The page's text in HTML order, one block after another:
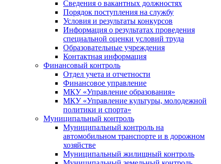
Сведения о вакантных должностях
Порядок поступления на службу
Условия и результаты конкурсов
Информация о результатах проведения
специальной оценки условий труда
Образовательные учреждения
Контактная информация
Финансовый контроль
Отдел учета и отчетности
Финансовое управление
МКУ «Управление образования»
МКУ «Управление культуры, молодежной
политики и спорта»
Муниципальный контроль
Муниципальный контроль на
автомобильном транспорте и в дорожном
хозяйстве
Муниципальный жилищный контроль